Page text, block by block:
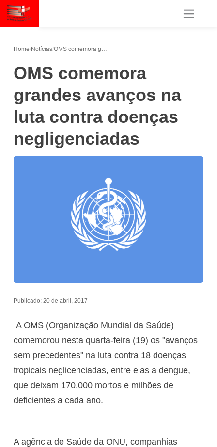
Home/Notícias/
OMS comemora
grandes avanços na
luta contra doenças
negligenciadas
Publicado: 20 de abril, 2017
A OMS (Organização Mundial da Saúde)
comemorou nesta quarta-feira (19) os "avanços
sem precedentes" na luta contra 18 doenças
tropicais neglicenciadas, entre elas a dengue,
que deixam 170.000 mortos e milhões de
deficientes a cada ano.
A agência de Saúde da ONU, companhias